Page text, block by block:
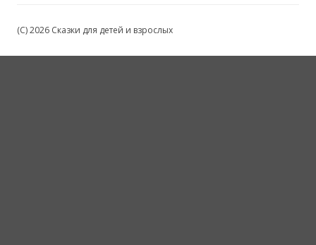
(C) 2026 Сказки для детей и взрослых